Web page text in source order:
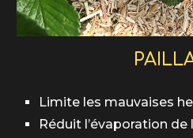
Limite les mauvaises
Réduit l’évaporation de